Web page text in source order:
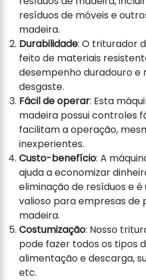
resíduos de móveis e
madeira.
Durabilidade: O triturador
feito de materiais
desempenho duradouro e
desgaste.
Fácil de operar: Esta
madeira possui controles
facilitam a operação,
inexperientes.
Custo-benefício: A
ajuda a economizar
eliminação de resíduos e
valioso para empresas de
madeira.
Costumização: Nosso
pode fazer todos os tipos
alimentação e descarga,
etc.